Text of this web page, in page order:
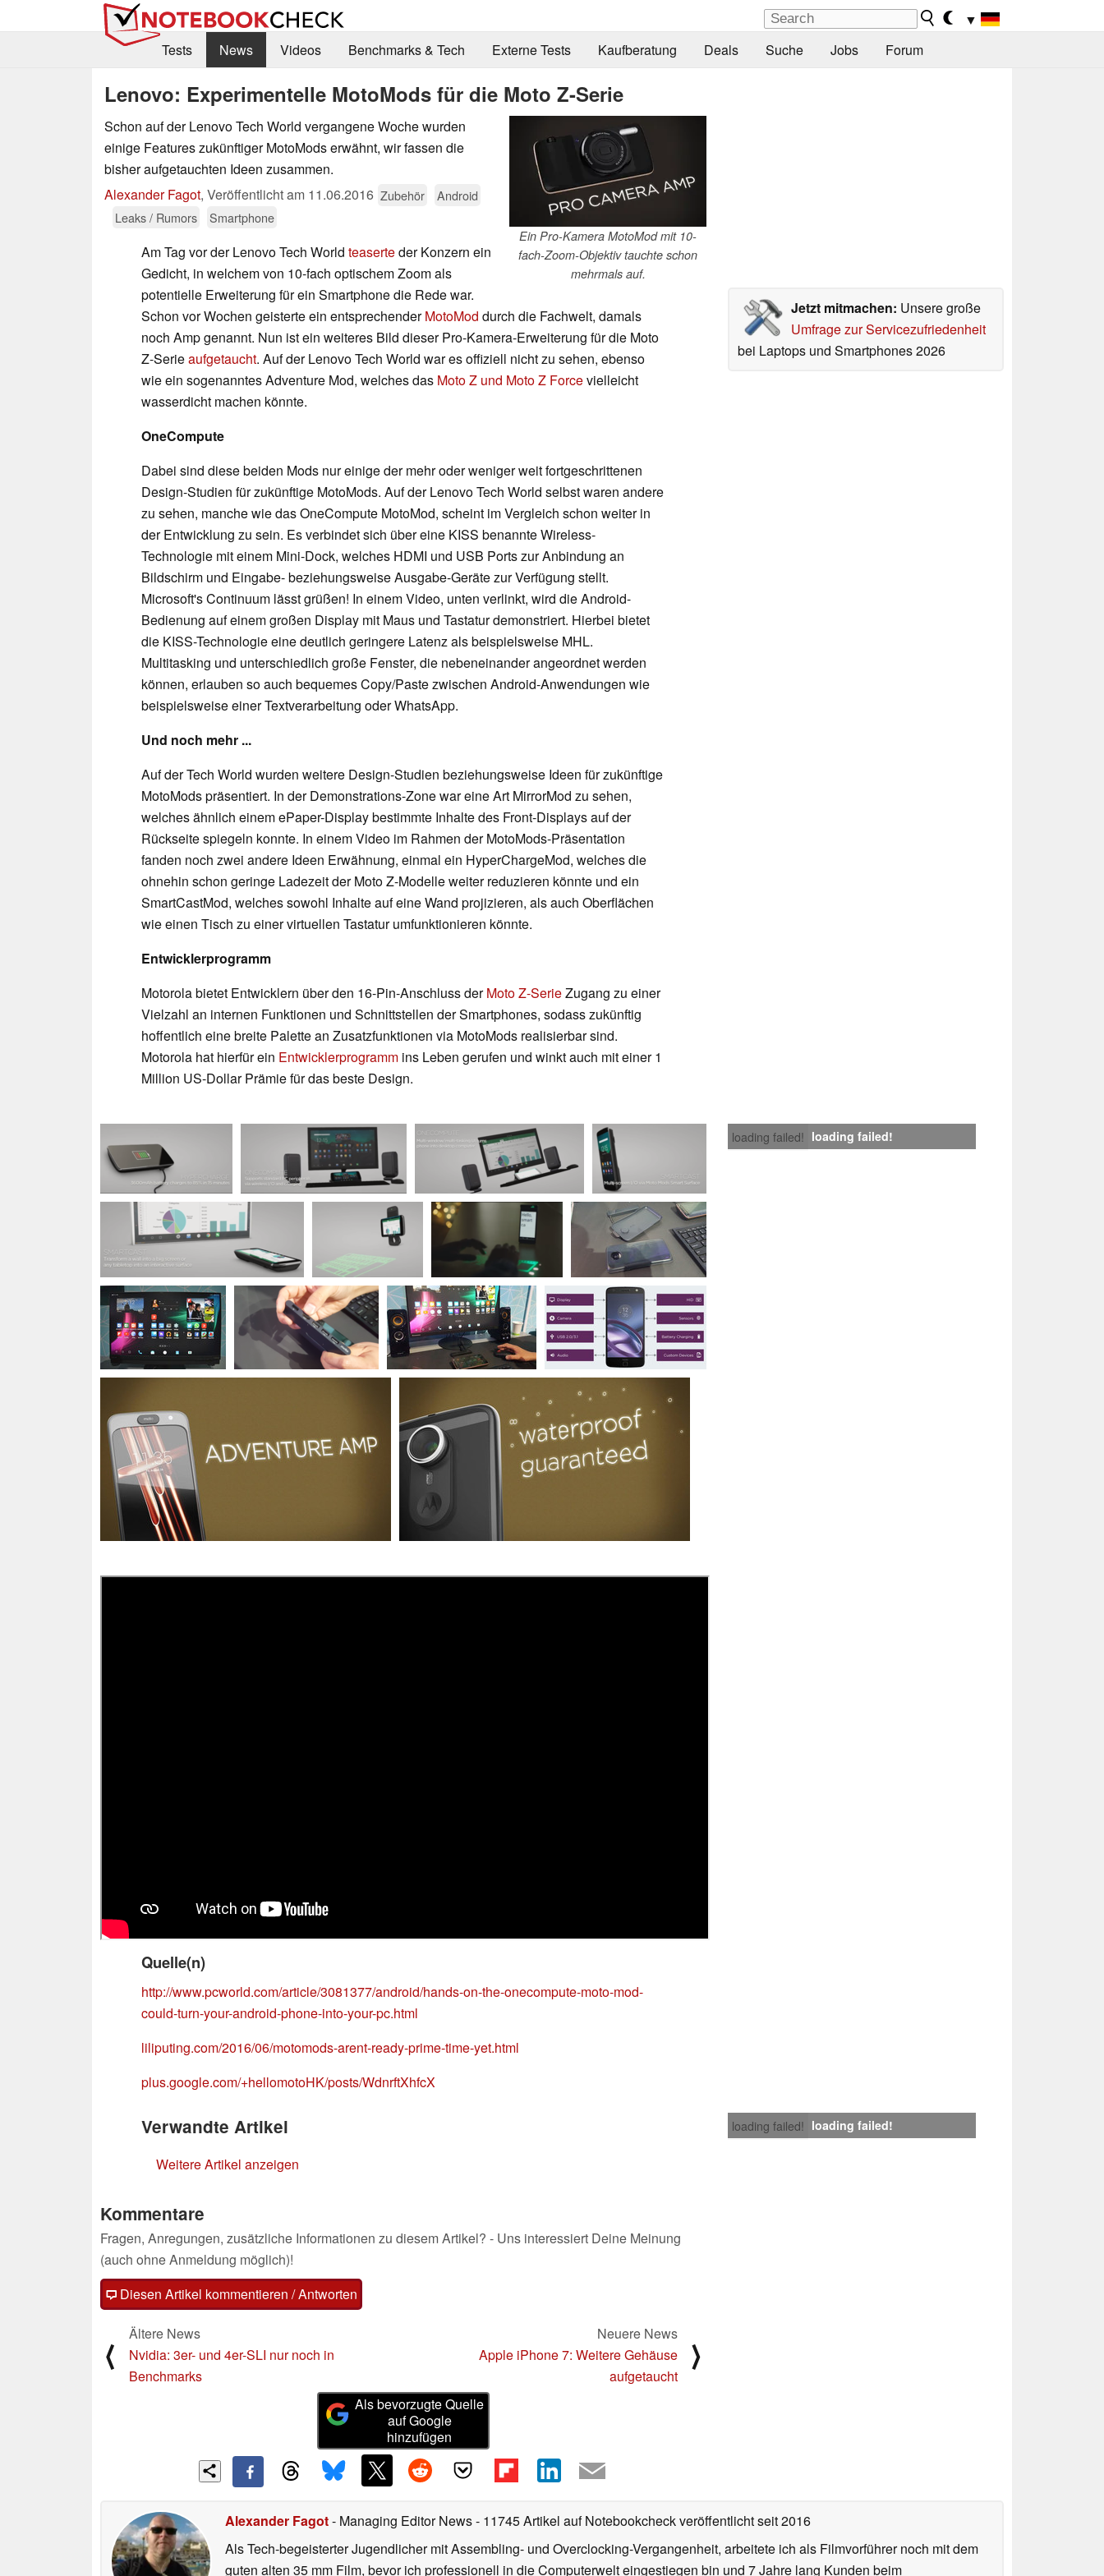
▼
Tests
News Videos Benchmarks & Tech Externe Tests Kaufberatung Deals Suche Jobs Forum
Lenovo: Experimentelle MotoMods für die Moto Z-Serie
Ein Pro-Kamera MotoMod mit 10-
fach-Zoom-Objektiv tauchte schon
mehrmals auf.
Schon auf der Lenovo Tech World vergangene Woche wurden
einige Features zukünftiger MotoMods erwähnt, wir fassen die
bisher aufgetauchten Ideen zusammen.
Alexander Fagot, Veröffentlicht am 11.06.2016 Zubehör
Android
Leaks / Rumors
Smartphone
Jetzt mitmachen: Unsere große
Umfrage zur Servicezufriedenheit
bei Laptops und Smartphones 2026
Am Tag vor der Lenovo Tech World teaserteder Konzern ein
Gedicht, in welchem von 10-fach optischem Zoom als
potentielle Erweiterung für ein Smartphone die Rede war.
Schon vor Wochen geisterte ein entsprechenderMotoMod durch die Fachwelt, damals
noch Amp genannt. Nun ist ein weiteres Bild dieser Pro-Kamera-Erweiterung für die Moto
Z-Serieaufgetaucht. Auf der Lenovo Tech World war es offiziell nicht zu sehen, ebenso
wie ein sogenanntes Adventure Mod, welches das Moto Z und Moto Z Forcevielleicht
wasserdicht machen könnte.
OneCompute
Dabei sind diese beiden Mods nur einige der mehr oder weniger weit fortgeschrittenen
Design-Studien für zukünftige MotoMods. Auf der Lenovo Tech World selbst waren andere
zu sehen, manche wie das OneCompute MotoMod, scheint im Vergleich schon weiter in
der Entwicklung zu sein. Es verbindet sich über eine KISS benannte Wireless-
Technologie mit einem Mini-Dock, welches HDMI und USB Ports zur Anbindung an
Bildschirm und Eingabe- beziehungsweise Ausgabe-Geräte zur Verfügung stellt.
Microsoft's Continuum lässt grüßen! In einem Video, unten verlinkt, wird die Android-
Bedienung auf einem großen Display mit Maus und Tastatur demonstriert. Hierbei bietet
die KISS-Technologie eine deutlich geringere Latenz als beispielsweise MHL.
Multitasking und unterschiedlich große Fenster, die nebeneinander angeordnet werden
können, erlauben so auch bequemes Copy/Paste zwischen Android-Anwendungen wie
beispielsweise einer Textverarbeitung oder WhatsApp.
Und noch mehr ...
Auf der Tech World wurden weitere Design-Studien beziehungsweise Ideen für zukünftige
MotoMods präsentiert. In der Demonstrations-Zone war eine Art MirrorMod zu sehen,
welches ähnlich einem ePaper-Display bestimmte Inhalte des Front-Displays auf der
Rückseite spiegeln konnte. In einem Video im Rahmen der MotoMods-Präsentation
fanden noch zwei andere Ideen Erwähnung, einmal ein HyperChargeMod, welches die
ohnehin schon geringe Ladezeit der Moto Z-Modelle weiter reduzieren könnte und ein
SmartCastMod, welches sowohl Inhalte auf eine Wand projizieren, als auch Oberflächen
wie einen Tisch zu einer virtuellen Tastatur umfunktionieren könnte.
Entwicklerprogramm
Motorola bietet Entwicklern über den 16-Pin-Anschluss derMoto Z-SerieZugang zu einer
Vielzahl an internen Funktionen und Schnittstellen der Smartphones, sodass zukünftig
hoffentlich eine breite Palette an Zusatzfunktionen via MotoMods realisierbar sind.
Motorola hat hierfür ein Entwicklerprogramm ins Leben gerufen und winkt auch mit einer 1
Million US-Dollar Prämie für das beste Design.
loading failed! loading failed!
Quelle(n)
http://www.pcworld.com/article/3081377/android/hands-on-the-onecompute-moto-mod-
could-turn-your-android-phone-into-your-pc.html
liliputing.com/2016/06/motomods-arent-ready-prime-time-yet.html
plus.google.com/+hellomotoHK/posts/WdnrftXhfcX
loading failed! loading failed!
Verwandte Artikel
Weitere Artikel anzeigen
Kommentare
Fragen, Anregungen, zusätzliche Informationen zu diesem Artikel? - Uns interessiert Deine Meinung
(auch ohne Anmeldung möglich)!
Diesen Artikel kommentieren / Antworten
⟨
Ältere News
Nvidia: 3er- und 4er-SLI nur noch in
Benchmarks
Neuere News
Apple iPhone 7: Weitere Gehäuse
aufgetaucht
⟩
Als bevorzugte Quelle
auf Google
hinzufügen
Alexander Fagot- Managing Editor News- 11745 Artikel auf Notebookcheck veröffentlichtseit 2016
Als Tech-begeisterter Jugendlicher mit Assembling- und Overclocking-Vergangenheit, arbeitete ich als Filmvorführer noch mit dem
guten alten 35 mm Film, bevor ich professionell in die Computerwelt eingestiegen bin und 7 Jahre lang Kunden beim